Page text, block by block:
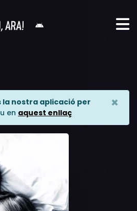
nostra aplicació per
en aquest enllaç
×